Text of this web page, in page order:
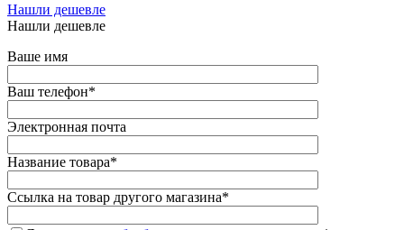
Нашли дешевле
Нашли дешевле
Ваше имя
Ваш телефон*
Электронная почта
Название товара*
Ссылка на товар другого магазина*